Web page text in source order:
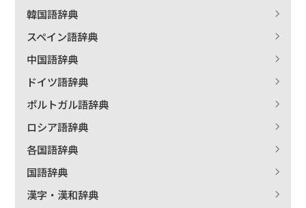
韓国語辞典
スペイン語辞典
中国語辞典
ドイツ語辞典
ポルトガル語辞典
ロシア語辞典
各国語辞典
国語辞典
漢字・漢和辞典